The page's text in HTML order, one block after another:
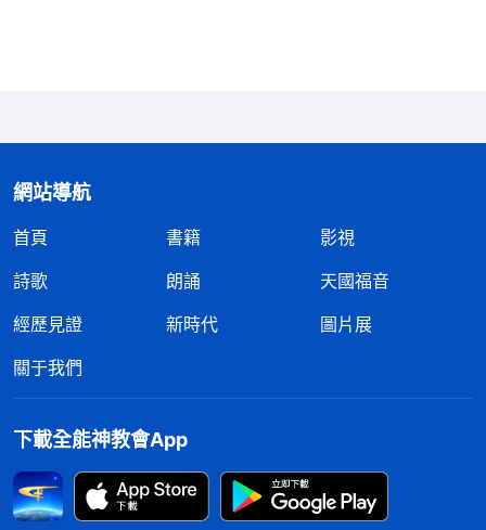
持守神話的人』。儘管他們對神所説的話『忠心無
二』，但對于他們的言行仍是感覺實在太令人噁心，
因他們都是抵擋聖靈作工的人，都是在行詭詐、作惡
舊工作的人，不僅没有做到對神忠心反而成了抵擋神
的人，成了被新時代弃絶的人，成了被懲罰的人，這
——《話・卷一 神的顯現與作工・神的作工與人的實行》
「 主耶穌説多馬，『你因看見了我才信，那没有
網站導航
首頁 書籍
影視
詩歌
朗誦
天國福音
經歷見證
新時代
圖片展
關于我們
下載全能神教會App